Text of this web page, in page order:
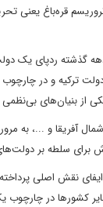
تروریسم قره‌باغ
دهه گذشته ردپای یک
ترکیه و در چارچوب
از بنیان‌های
آفریقا و ...، به
برای سلطه بر
نقش اصلی
کشورها در چارچوب